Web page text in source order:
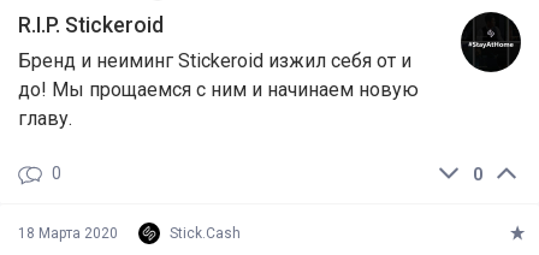
R.I.P. Stickeroid
Бренд и неиминг Stickeroid изжил себя от и
до! Мы прощаемся с ним и начинаем новую
главу.
0
0
18 Марта 2020 Stick.Cash